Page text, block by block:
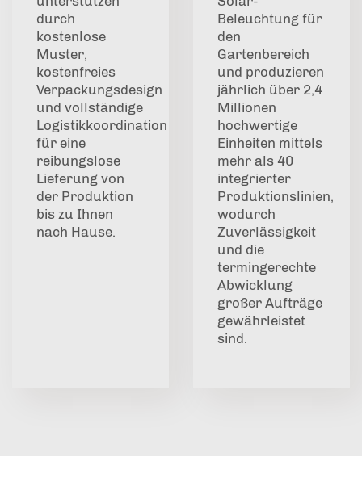
durch
kostenlose
Muster,
kostenfreies
Verpackungsdesign
und vollständige
Logistikkoordination
für eine
reibungslose
Lieferung von
der Produktion
bis zu Ihnen
nach Hause.
Beleuchtung für
den
Gartenbereich
und produzieren
jährlich über 2,4
Millionen
hochwertige
Einheiten mittels
mehr als 40
integrierter
Produktionslinien,
wodurch
Zuverlässigkeit
und die
termingerechte
Abwicklung
großer Aufträge
gewährleistet
sind.